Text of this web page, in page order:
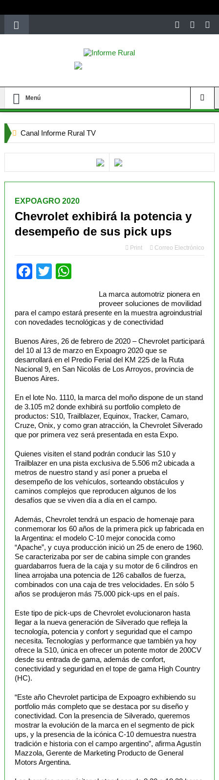
is also available with delicate watches for
for sale in usa recognized command with
dining room table ceremony. welcome to our
Menú
Canal Informe Rural TV
Aapresid 2026
Con más de 12.500 asistencias cerró el XXXIV Congreso
El RENATRE y el INTA capacitaron a Trabajadores Rurales
Legisladores y Especialistas abordaron claves para una
Producción Responsable
Alimentos seguros, la encrucijada entre lo que Exige el
Plato
Aapresid 2026
IICA y Aapresid fortalecen una Alianza Estratégica
Aapresid 2026
Se presento una Guía Técnica para la recuperación de
Suelos Degradados
Aapresid 2026
Quince años de Crecimiento Sostenido
Aapresid 2026
Diez años de evolución, Tropfen su modelo de Innovación
Permanente
Aapresid 2026
La Genética y el manejo de precisión en Soja
Aapresid 2026
Profertil presento sus avances en Sostenibilidad y Huella de
Carbono
EXPOAGRO 2020
Chevrolet exhibirá la potencia y
desempeño de sus pick ups
Print Correo Electrónico
Facebook
TwitterWhatsApp
La marca automotriz pionera en
proveer soluciones de movilidad
para el campo estará presente en la muestra agroindustrial
con novedades tecnológicas y de conectividad
Buenos Aires, 26 de febrero de 2020 – Chevrolet participará
del 10 al 13 de marzo en Expoagro 2020 que se
desarrollará en el Predio Ferial del KM 225 de la Ruta
Nacional 9, en San Nicolás de Los Arroyos, provincia de
Buenos Aires.
En el lote No. 1110, la marca del moño dispone de un stand
de 3.105 m2 donde exhibirá su portfolio completo de
productos: S10, Trailblazer, Equinox, Tracker, Camaro,
Cruze, Onix, y como gran atracción, la Chevrolet Silverado
que por primera vez será presentada en esta Expo.
Quienes visiten el stand podrán conducir las S10 y
Trailblazer en una pista exclusiva de 5.506 m2 ubicada a
metros de nuestro stand y así poner a prueba el
desempeño de los vehículos, sorteando obstáculos y
caminos complejos que reproducen algunos de los
desafíos que se viven día a día en el campo.
Además, Chevrolet tendrá un espacio de homenaje para
conmemorar los 60 años de la primera pick up fabricada en
la Argentina: el modelo C-10 mejor conocida como
“Apache”, y cuya producción inició un 25 de enero de 1960.
Se caracterizaba por ser de cabina simple con grandes
guardabarros fuera de la caja y su motor de 6 cilindros en
línea arrojaba una potencia de 126 caballos de fuerza,
combinados con una caja de tres velocidades. En sólo 5
años se produjeron más 75.000 pick-ups en el país.
Este tipo de pick-ups de Chevrolet evolucionaron hasta
llegar a la nueva generación de Silverado que refleja la
tecnología, potencia y confort y seguridad que el campo
necesita. Tecnologías y performance que también ya hoy
ofrece la S10, única en ofrecer un potente motor de 200CV
desde su entrada de gama, además de confort,
conectividad y seguridad en el tope de gama High Country
(HC).
“Este año Chevrolet participa de Expoagro exhibiendo su
portfolio más completo que se destaca por su diseño y
conectividad. Con la presencia de Silverado, queremos
mostrar la evolución de la marca en el segmento de pick
ups, y la presencia de la icónica C-10 demuestra nuestra
tradición e historia con el campo argentino”, afirma Agustín
Mazzola, Gerente de Marketing Producto de General
Motors Argentina.